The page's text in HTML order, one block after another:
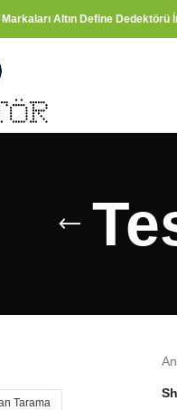
Altın Define Dedektörü
Tarama